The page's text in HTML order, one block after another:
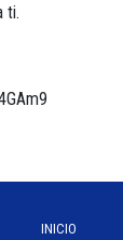
ti.
INICIO